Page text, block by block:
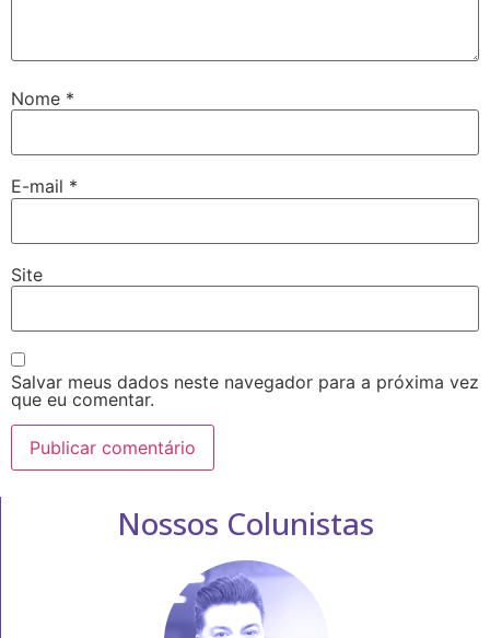
Nome *
E-mail *
Site
Salvar meus dados neste navegador para a próxima vez
que eu comentar.
Nossos Colunistas